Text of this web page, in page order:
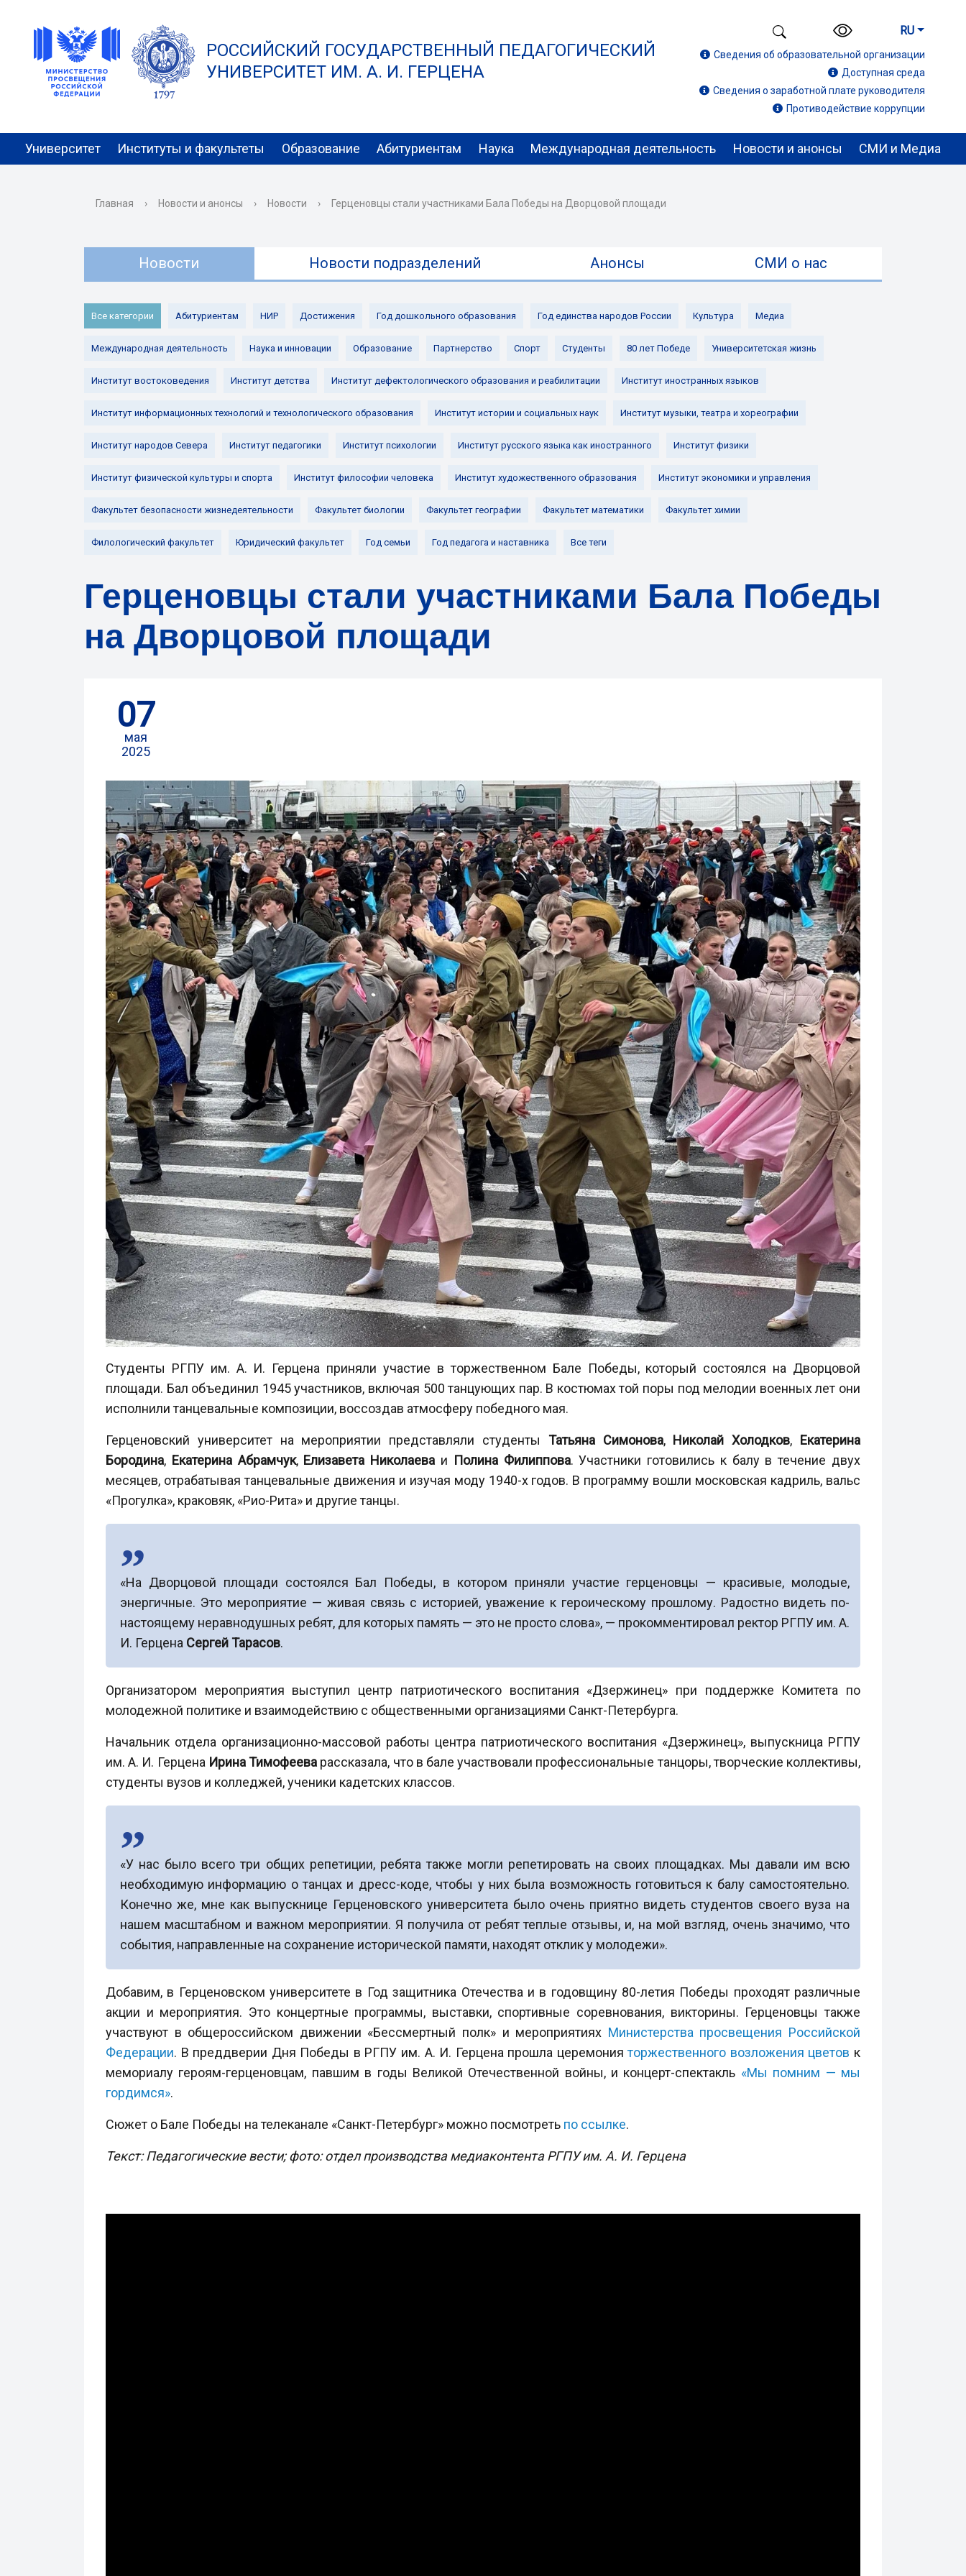
РОССИЙСКИЙ ГОСУДАРСТВЕННЫЙ ПЕДАГОГИЧЕСКИЙ
УНИВЕРСИТЕТ ИМ. А. И. ГЕРЦЕНА
RU
Сведения об образовательной организации
Доступная среда
Сведения о заработной плате руководителя
Противодействие коррупции
Университет Институты и факультеты Образование Абитуриентам Наука Международная деятельность Новости и анонсы СМИ и Медиа
Главная › Новости и анонсы › Новости › Герценовцы стали участниками Бала Победы на Дворцовой площади
Новости Новости подразделений Анонсы СМИ о нас
Все категории Абитуриентам НИР Достижения Год дошкольного образования Год единства народов России Культура Медиа
Международная деятельность Наука и инновации Образование Партнерство Спорт Студенты 80 лет Победе Университетская жизнь
Институт востоковедения Институт детства Институт дефектологического образования и реабилитации Институт иностранных языков
Институт информационных технологий и технологического образования Институт истории и социальных наук Институт музыки, театра и хореографии
Институт народов Севера Институт педагогики Институт психологии Институт русского языка как иностранного Институт физики
Институт физической культуры и спорта Институт философии человека Институт художественного образования Институт экономики и управления
Факультет безопасности жизнедеятельности Факультет биологии Факультет географии Факультет математики Факультет химии
Филологический факультет Юридический факультет Год семьи Год педагога и наставника Все теги
Герценовцы стали участниками Бала Победы
на Дворцовой площади
07
мая
2025
Студенты РГПУ им. А. И. Герцена приняли участие в торжественном Бале Победы, который состоялся на Дворцовой
площади. Бал объединил 1945 участников, включая 500 танцующих пар. В костюмах той поры под мелодии военных лет они
исполнили танцевальные композиции, воссоздав атмосферу победного мая.
Герценовский университет на мероприятии представляли студенты Татьяна Симонова, Николай Холодков, Екатерина
Бородина, Екатерина Абрамчук, Елизавета Николаева и Полина Филиппова. Участники готовились к балу в течение двух
месяцев, отрабатывая танцевальные движения и изучая моду 1940-х годов. В программу вошли московская кадриль, вальс
«Прогулка», краковяк, «Рио-Рита» и другие танцы.
«На Дворцовой площади состоялся Бал Победы, в котором приняли участие герценовцы — красивые, молодые,
энергичные. Это мероприятие — живая связь с историей, уважение к героическому прошлому. Радостно видеть по-
настоящему неравнодушных ребят, для которых память — это не просто слова», — прокомментировал ректор РГПУ им. А.
И. Герцена Сергей Тарасов.
Организатором мероприятия выступил центр патриотического воспитания «Дзержинец» при поддержке Комитета по
молодежной политике и взаимодействию с общественными организациями Санкт-Петербурга.
Начальник отдела организационно-массовой работы центра патриотического воспитания «Дзержинец», выпускница РГПУ
им. А. И. Герцена Ирина Тимофеева рассказала, что в бале участвовали профессиональные танцоры, творческие коллективы,
студенты вузов и колледжей, ученики кадетских классов.
«У нас было всего три общих репетиции, ребята также могли репетировать на своих площадках. Мы давали им всю
необходимую информацию о танцах и дресс-коде, чтобы у них была возможность готовиться к балу самостоятельно.
Конечно же, мне как выпускнице Герценовского университета было очень приятно видеть студентов своего вуза на
нашем масштабном и важном мероприятии. Я получила от ребят теплые отзывы, и, на мой взгляд, очень значимо, что
события, направленные на сохранение исторической памяти, находят отклик у молодежи».
Добавим, в Герценовском университете в Год защитника Отечества и в годовщину 80-летия Победы проходят различные
акции и мероприятия. Это концертные программы, выставки, спортивные соревнования, викторины. Герценовцы также
участвуют в общероссийском движении «Бессмертный полк» и мероприятиях Министерства просвещения Российской
Федерации. В преддверии Дня Победы в РГПУ им. А. И. Герцена прошла церемонияторжественного возложения цветов к
мемориалу героям-герценовцам, павшим в годы Великой Отечественной войны, и концерт-спектакль «Мы помним — мы
гордимся».
Сюжет о Бале Победы на телеканале «Санкт-Петербург» можно посмотреть по ссылке.
Текст: Педагогические вести; фото: отдел производства медиаконтента РГПУ им. А. И. Герцена